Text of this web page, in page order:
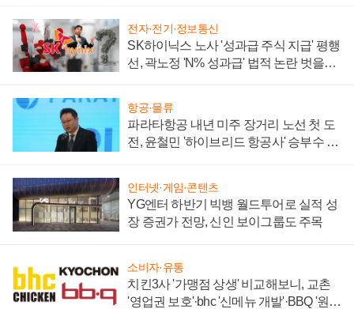
전자·전기·정보통신
SK하이닉스 노사 '성과급 주식 지급' 평행
선, 곽노정 'N% 성과급' 법적 논란 벗을지
항공·물류
파라타항공 내년 미주 장거리 노선 첫 도
전, 윤철민 '하이브리드 항공사' 승부수 통
인터넷·게임·콘텐츠
YG엔터 하반기 빅뱅 월드투어로 실적 성
장 증권가 전망, 신인 보이그룹도 주목
소비자·유통
치킨3사 '가맹점 상생' 비교해보니, 교촌
'영업권 보호'·bhc '신메뉴 개발'·BBQ '원가